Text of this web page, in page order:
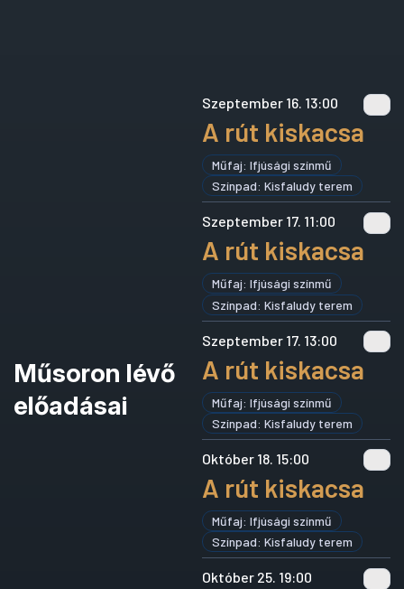
Műsoron lévő
előadásai
Szeptember 16. 13:00
A rút kiskacsa
Műfaj: Ifjúsági színmű
Színpad: Kisfaludy terem
Szeptember 17. 11:00
A rút kiskacsa
Műfaj: Ifjúsági színmű
Színpad: Kisfaludy terem
Szeptember 17. 13:00
A rút kiskacsa
Műfaj: Ifjúsági színmű
Színpad: Kisfaludy terem
Október 18. 15:00
A rút kiskacsa
Műfaj: Ifjúsági színmű
Színpad: Kisfaludy terem
Október 25. 19:00